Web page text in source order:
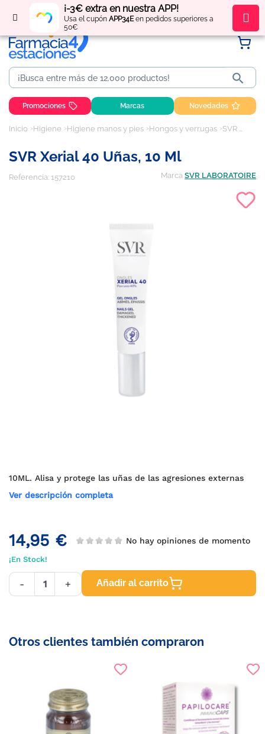
¡-3€ extra en nuestra APP!
Usa el cupón APP34Een pedidos superiores a
50€
Regístratey obténpuntos por tus compras

Promociones Marcas Novedades
Inicio Higiene Higiene manos y pies Hongos y verrugas SVR Xerial 40 Uñas, 10 ml
SVR Xerial 40 Uñas, 10 Ml
Referencia: 157210 Marca SVR LABORATOIRE
10ML. Alisa y protege las uñas de las agresiones externas
Ver descripción completa
14,95 € No hay opiniones de momento
¡En Stock!
- + Añadir al carrito
Otros clientes también compraron